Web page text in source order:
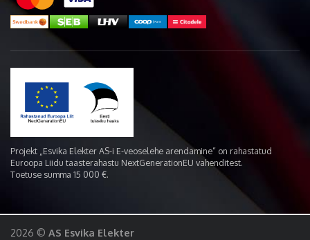
Projekt „Esvika Elekter AS-i E-veoselehe arendamine“ on rahastatud
Euroopa Liidu taasterahastu NextGenerationEU vahenditest.
Toetuse summa 15 000 €.
2026 © AS Esvika Elekter